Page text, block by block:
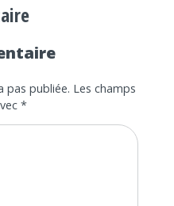
pas publiée. Les champs
*